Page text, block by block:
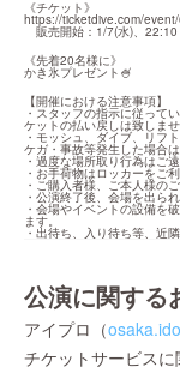
https://ticketdive.com/
販売開始：1/7(水)、22:10
《先着20名様に》
かき氷プレゼント🍧
【開催における注意事項】
・スタッフの指示に従って
ケットの払い戻しは致しま
・モッシュ、ダイブ、リフ
ケガ・事故等発生した場合
・過度な場所取り行為はご遠
・お手荷物はロッカーをご利
・ご購入者様、ご本人様の
・公演終了後、会場を出ら
・会場やイベントの設備を
ます。
・出待ち、入り待ち等、近
公演に関する
アイプロ（
チケットサービス